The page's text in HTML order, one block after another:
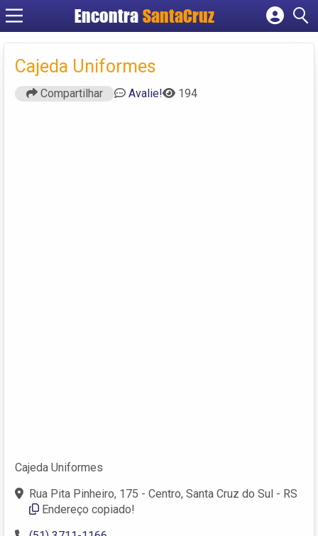
Encontra
Cadastrar empresa
Criar conta
Cajeda Uniformes
Compartilhar Avalie! 194
Cajeda Uniformes
Rua Pita Pinheiro, 175 - Centro, Santa Cruz do Sul - RS
Endereço copiado!